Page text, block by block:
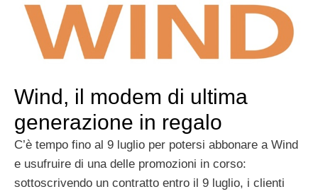
Wind, il modem di ultima
generazione in regalo
C’è tempo fino al 9 luglio per potersi abbonare a Wind
e usufruire di una delle promozioni in corso:
sottoscrivendo un contratto entro il 9 luglio, i clienti